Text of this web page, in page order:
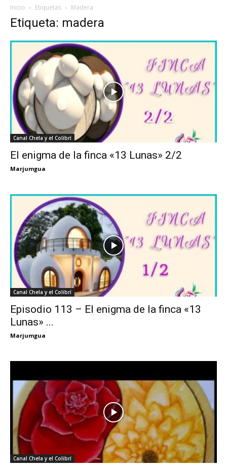
Inicio Etiquetas Madera
Etiqueta: madera
Canal Chela y el Colibrí
El enigma de la finca «13 Lunas» 2/2
Marjumgua
Canal Chela y el Colibrí
Episodio 113 – El enigma de la finca «13
Lunas» ...
Marjumgua
Canal Chela y el Colibrí